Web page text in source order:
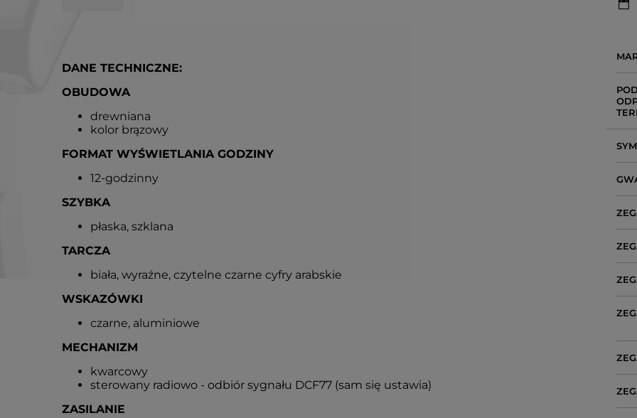
DANE TECHNICZNE:
OBUDOWA
drewniana
kolor brązowy
FORMAT WYŚWIETLANIA GODZINY
12-godzinny
SZYBKA
płaska, szklana
TARCZA
biała, wyraźne, czytelne czarne cyfry arabskie
WSKAZÓWKI
czarne, aluminiowe
MECHANIZM
kwarcowy
sterowany radiowo - odbiór sygnału DCF77 (sam się ustawia)
ZASILANIE